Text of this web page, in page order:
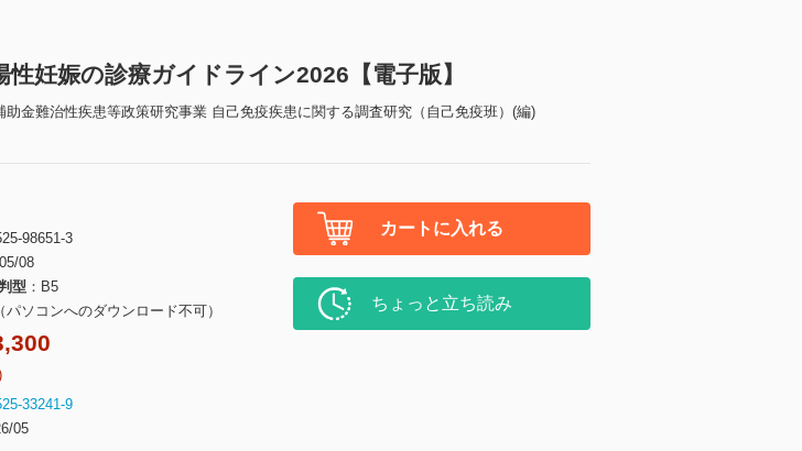
性妊娠の診療ガイドライン2026【電子版】
助金難治性疾患等政策研究事業 自己免疫疾患に関する調査研究（自己免疫班）(編)
98651-3
08
型
B5
パソコンへのダウンロード不可）
33241-9
05
カートに入れる
ちょっと立ち読み